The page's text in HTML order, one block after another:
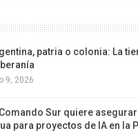
primarias del otro
patria o colonia: La
9, 2026
Sur quiere
para proyectos de IA en la